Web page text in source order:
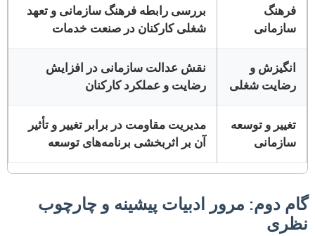
فرهنگ
سازمانی
بررسی رابطه فرهنگ سازمانی و تعهد
شغلی کارکنان در صنعت خدمات
انگیزش و
رضایت شغلی
نقش عدالت سازمانی در افزایش
رضایت و عملکرد کارکنان
تغییر و توسعه
سازمانی
مدیریت مقاومت در برابر تغییر و تأثیر
آن بر اثربخشی برنامه‌های توسعه
گام دوم: مرور ادبیات پیشینه و چارچوب
نظری